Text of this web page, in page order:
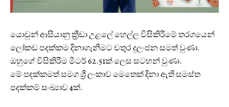
යොවුන් ආසියානු ක්‍රීඩා උළලේ හෙල්ල විසිකිරීමේ තරගයෙන්
ලෝකඩ පදක්කම දිනාගැනීමට චතුර දුලංජන සමත් වුණා.
ඔහුගේ විසිකිරීම මීටර් 62.51ක් ලෙස සටහන් වුණා.
මේ පදක්කමත් සමග ශ්‍රී ලංකාව මෙතෙක් දිනා ඇති සමස්ත
පදක්කම් සංඛ්‍යාව 4ක්.